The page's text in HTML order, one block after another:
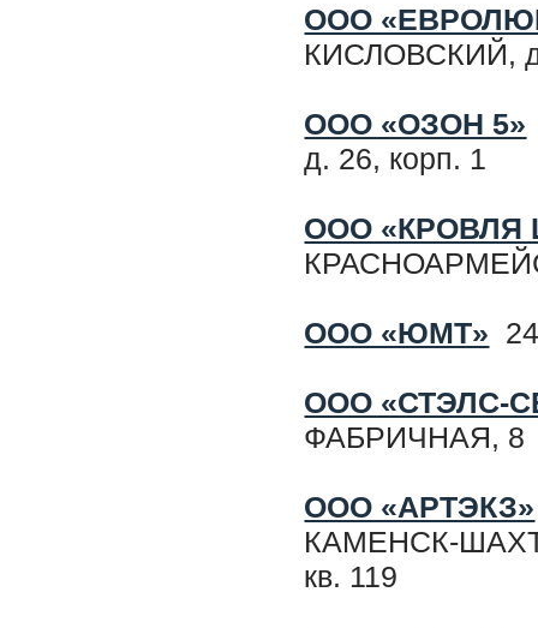
ООО
КИСЛОВСКИЙ,
ООО «ОЗОН 5»
д. 26, корп. 1
ООО «КРОВЛЯ
ООО «ЮМТ»
ООО «СТЭЛС-
ФАБРИЧНАЯ, 8
ООО «АРТЭКЗ»
КАМЕНСК-
кв. 119